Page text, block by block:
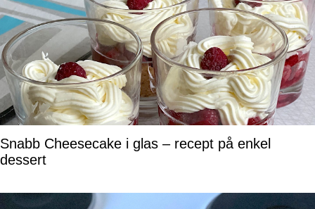
Snabb Cheesecake i glas – recept på enkel
dessert